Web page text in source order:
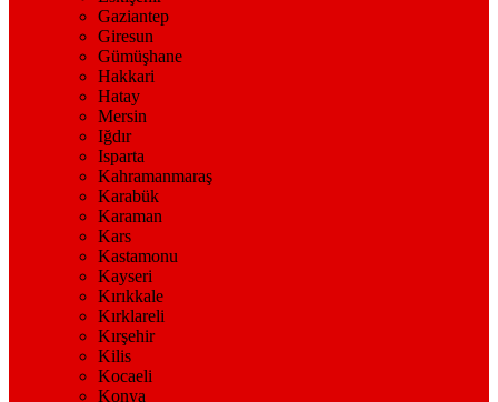
Gaziantep
Giresun
Gümüşhane
Hakkari
Hatay
Mersin
Iğdır
Isparta
Kahramanmaraş
Karabük
Karaman
Kars
Kastamonu
Kayseri
Kırıkkale
Kırklareli
Kırşehir
Kilis
Kocaeli
Konya